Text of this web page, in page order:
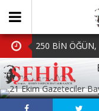
250 BİN ÖĞÜN,
BAŞKAN MÜGE
MHP Çorlu İlçe